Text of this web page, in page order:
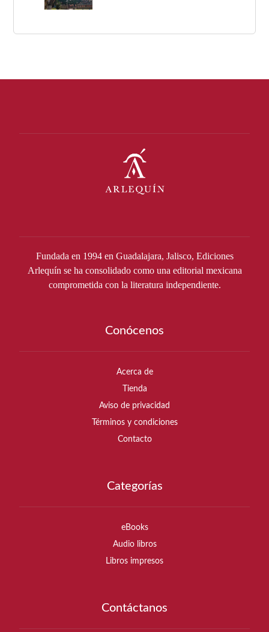
Fundada en 1994 en Guadalajara, Jalisco, Ediciones
Arlequín se ha consolidado como una editorial mexicana
comprometida con la literatura independiente.
Conócenos
Acerca de
Tienda
Aviso de privacidad
Términos y condiciones
Contacto
Categorías
eBooks
Audio libros
Libros impresos
Contáctanos